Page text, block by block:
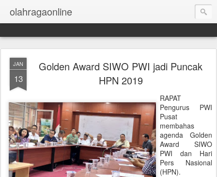
olahragaonline
JAN
13
Golden Award SIWO PWI jadi Puncak
HPN 2019
RAPAT
Pengurus PWI
Pusat
membahas
agenda Golden
Award SIWO
PWI dan Hari
Pers Nasional
(HPN).